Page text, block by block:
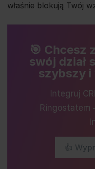
właśnie blokują Twój
🎯 Chcesz
swój dział
szybszy
Integruj
Ringostatem
👍